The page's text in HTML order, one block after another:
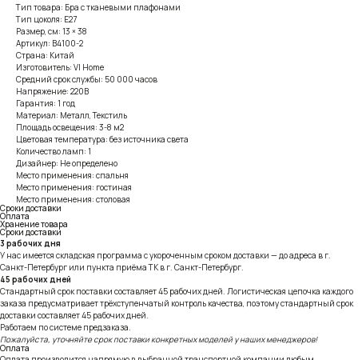
Тип товара: Бра с тканевыми плафонами
Тип цоколя: E27
Размер, см: 13 × 38
Артикул: B4100-2
Страна: Китай
Изготовитель: VI Home
Средний срок службы: 50 000 часов
Напряжение: 220В
Гарантия: 1 год
Материал: Металл, Текстиль
Площадь освещения: 3-8 м2
Цветовая температура: без источника света
Количество ламп: 1
Дизайнер: Не определено
Место применения: спальня
Место применения: гостиная
Место применения: столовая
Сроки доставки
Оплата
Хранение товара
Сроки доставки
3 рабочих дня
У нас имеется складская программа с укороченным сроком доставки — до адреса в г.
Санкт-Петербург или пункта приёма ТК в г. Санкт-Петербург.
45 рабочих дней
Стандартный срок поставки составляет 45 рабочих дней. Логистическая цепочка каждого
заказа предусматривает трёхступенчатый контроль качества, поэтому стандартный срок
доставки составляет 45 рабочих дней.
Работаем по системе предзаказа.
Пожалуйста, уточняйте срок поставки конкретных моделей у наших менеджеров!
Оплата